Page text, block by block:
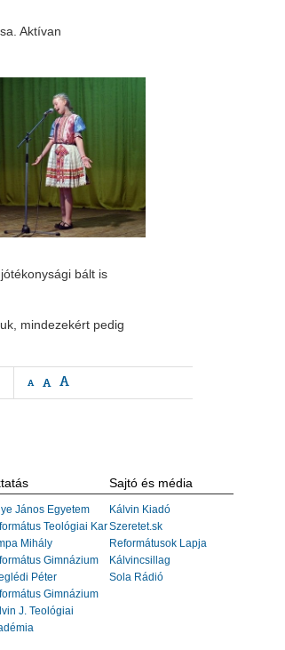
Aktívan
bált is
mindezekért pedig
A A A
János Egyetem
Teológiai Kar
Mihály
Gimnázium
Péter
Gimnázium
J. Teológiai
Sajtó és média
Kálvin Kiadó
Szeretet.sk
Reformátusok Lapja
Kálvincsillag
Sola Rádió